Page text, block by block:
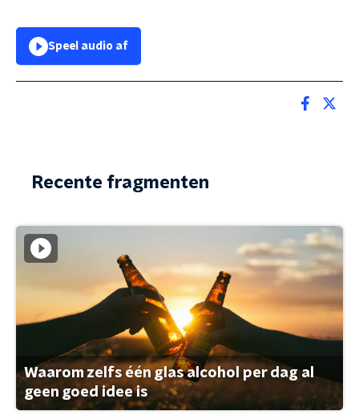
Speel audio af
Recente fragmenten
Waarom zelfs één glas alcohol per dag al
geen goed idee is